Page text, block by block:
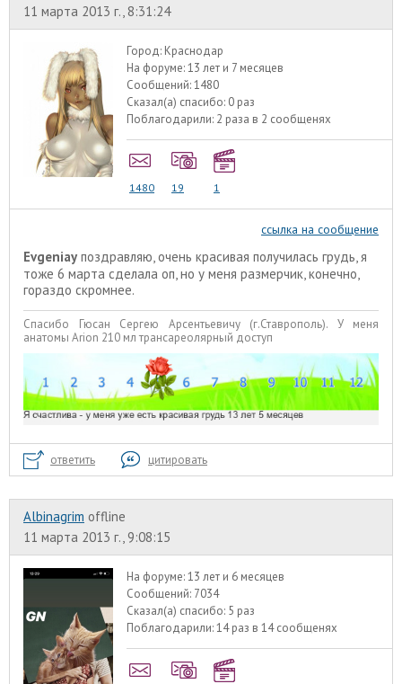
11 марта 2013 г., 8:31:24
Город: Краснодар
На форуме:13 лет и 7 месяцев
Сообщений:1480
Сказал(а) спасибо: 0 раз
Поблагодарили: 2 раза в 2 сообщенях
1480 19 1
ссылка на сообщение
Evgeniay поздравляю, очень красивая получилась грудь, я
тоже 6 марта сделала оп, но у меня размерчик, конечно,
гораздо скромнее.
Спасибо Гюсан Сергею Арсентьевичу (г.Ставрополь). У меня
анатомы Arion 210 мл трансареолярный доступ
ответить цитировать
Albinagrim offline
11 марта 2013 г., 9:08:15
На форуме:13 лет и 6 месяцев
Сообщений: 7034
Сказал(а) спасибо: 5 раз
Поблагодарили:14 раз в 14 сообщенях